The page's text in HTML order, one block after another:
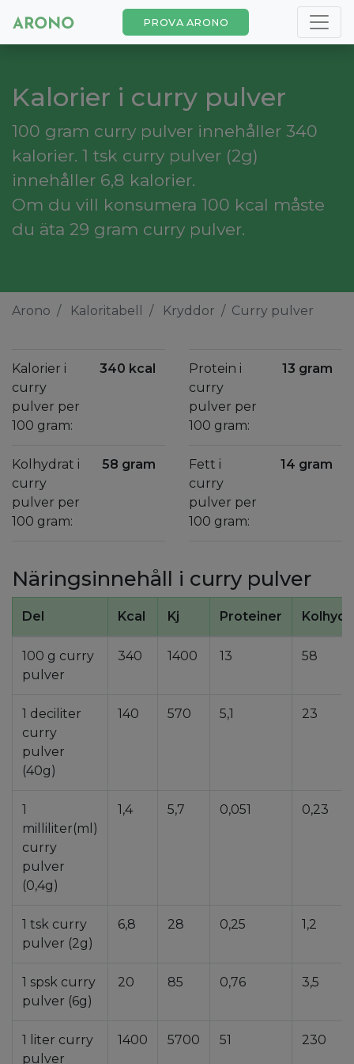
PROVA ARONO
Kalorier i curry pulver
100 gram curry pulver innehåller 340
kalorier. 1 tsk curry pulver (2g)
innehåller 6,8 kalorier.
Om du vill konsumera 100 kcal måste
du äta 29 gram curry pulver.
Arono Kaloritabell Kryddor Curry pulver
Kalorier i
curry
pulver per
100 gram:
340 kcal
Kolhydrat i
curry
pulver per
100 gram:
58 gram
Protein i
curry
pulver per
100 gram:
13 gram
Fett i
curry
pulver per
100 gram:
14 gram
Näringsinnehåll i curry pulver
Del Kcal Kj Proteiner
100 g curry
pulver
340 1400 13 58
1 deciliter
curry
pulver
(40g)
140 570 5,1 23
1
milliliter(ml)
curry
pulver
(0,4g)
1,4 5,7 0,051 0,23
1 tsk curry
pulver (2g)
6,8 28 0,25 1,2
1 spsk curry
pulver (6g)
20 85 0,76 3,5
1 liter curry
pulver
1400 5700 51 230